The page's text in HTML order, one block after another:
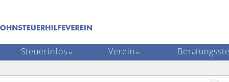
Steuerinfos Verein